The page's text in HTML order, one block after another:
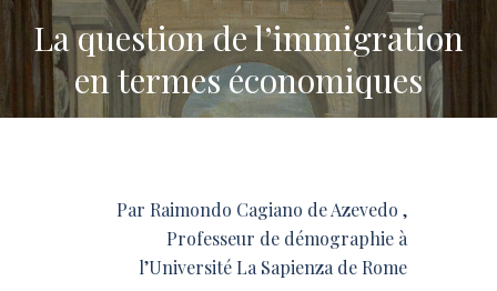
La question de l’immigration
en termes économiques
Par Raimondo Cagiano de Azevedo ,
Professeur de démographie à
l’Université La Sapienza de Rome